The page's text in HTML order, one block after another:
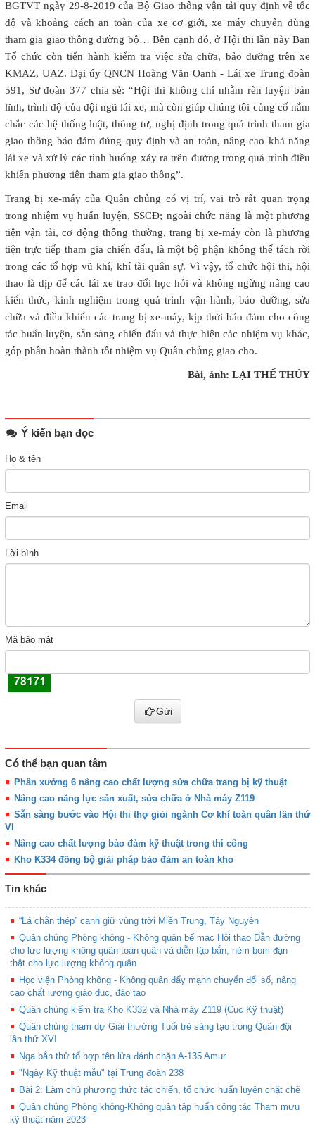
BGTVT ngày 29-8-2019 của Bộ Giao thông vận tải quy định về tốc
độ và khoảng cách an toàn của xe cơ giới, xe máy chuyên dùng
tham gia giao thông đường bộ… Bên cạnh đó, ở Hội thi lần này Ban
Tổ chức còn tiến hành kiểm tra việc sửa chữa, bảo dưỡng trên xe
KMAZ, UAZ. Đại úy QNCN Hoàng Văn Oanh - Lái xe Trung đoàn
591, Sư đoàn 377 chia sẻ: “Hội thi không chỉ nhằm rèn luyện bản
lĩnh, trình độ của đội ngũ lái xe, mà còn giúp chúng tôi củng cố nắm
chắc các hệ thống luật, thông tư, nghị định trong quá trình tham gia
giao thông bảo đảm đúng quy định và an toàn, nâng cao khả năng
lái xe và xử lý các tình huống xảy ra trên đường trong quá trình điều
khiển phương tiện tham gia giao thông”.
Trang bị xe-máy của Quân chủng có vị trí, vai trò rất quan trọng
trong nhiệm vụ huấn luyện, SSCĐ; ngoài chức năng là một phương
tiện vận tải, cơ động thông thường, trang bị xe-máy còn là phương
tiện trực tiếp tham gia chiến đấu, là một bộ phận không thể tách rời
trong các tổ hợp vũ khí, khí tài quân sự. Vì vậy, tổ chức hội thi, hội
thao là dịp để các lái xe trao đổi học hỏi và không ngừng nâng cao
kiến thức, kinh nghiệm trong quá trình vận hành, bảo dưỡng, sửa
chữa và điều khiển các trang bị xe-máy, kịp thời bảo đảm cho công
tác huấn luyện, sẵn sàng chiến đấu và thực hiện các nhiệm vụ khác,
góp phần hoàn thành tốt nhiệm vụ Quân chủng giao cho.
Bài, ảnh: LẠI THẾ THỦY
Ý kiến bạn đọc
Họ & tên
Email
Lời bình
Mã bảo mật
Gửi
Có thể bạn quan tâm
Phân xưởng 6 nâng cao chất lượng sửa chữa trang bị kỹ thuật
Nâng cao năng lực sản xuất, sửa chữa ở Nhà máy Z119
Sẵn sàng bước vào Hội thi thợ giỏi ngành Cơ khí toàn quân lần thứ
VI
Nâng cao chất lượng bảo đảm kỹ thuật trong thi công
Kho K334 đồng bộ giải pháp bảo đảm an toàn kho
Tin khác
“Lá chắn thép” canh giữ vùng trời Miền Trung, Tây Nguyên
Quân chủng Phòng không - Không quân bế mạc Hội thao Dẫn đường
cho lực lượng không quân toàn quân và diễn tập bắn, ném bom đạn
thật cho lực lượng không quân
Học viện Phòng không - Không quân đẩy mạnh chuyển đổi số, nâng
cao chất lượng giáo dục, đào tạo
Quân chủng kiểm tra Kho K332 và Nhà máy Z119 (Cục Kỹ thuật)
Quân chủng tham dự Giải thưởng Tuổi trẻ sáng tạo trong Quân đội
lần thứ XVI
Nga bắn thử tổ hợp tên lửa đánh chặn A-135 Amur
"Ngày Kỹ thuật mẫu" tại Trung đoàn 238
Bài 2: Làm chủ phương thức tác chiến, tổ chức huấn luyện chặt chẽ
Quân chủng Phòng không-Không quân tập huấn công tác Tham mưu
kỹ thuật năm 2023